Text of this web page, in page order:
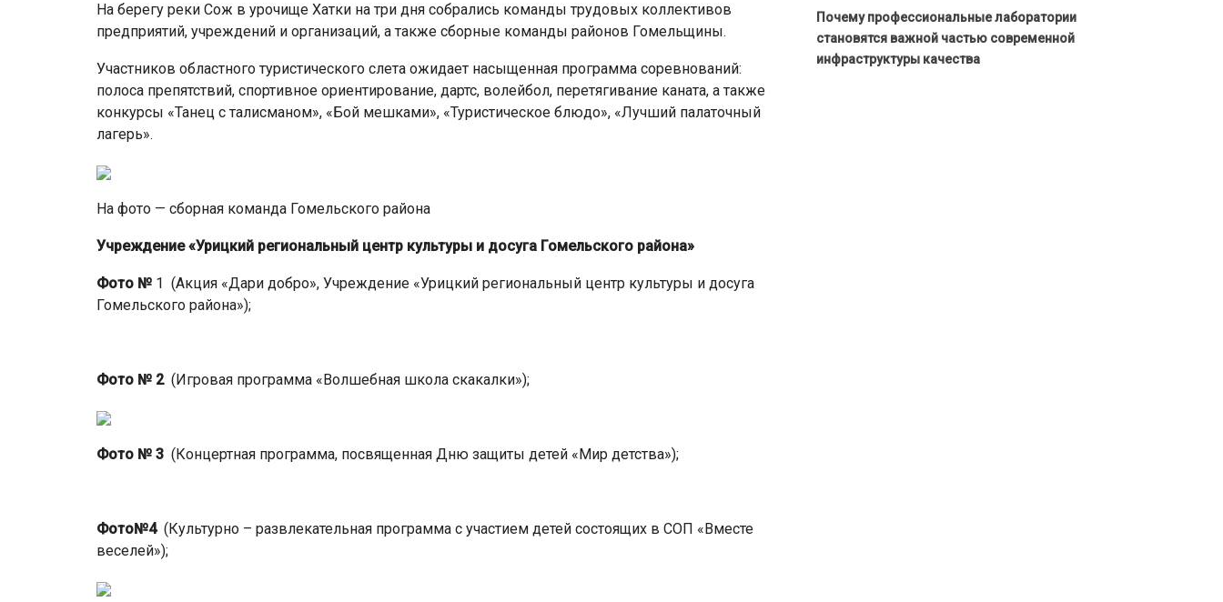
На берегу реки Сож в урочище Хатки на три дня собрались команды трудовых коллективов
предприятий, учреждений и организаций, а также сборные команды районов Гомельщины.
Участников областного туристического слета ожидает насыщенная программа соревнований:
полоса препятствий, спортивное ориентирование, дартс, волейбол, перетягивание каната, а также
конкурсы «Танец с талисманом», «Бой мешками», «Туристическое блюдо», «Лучший палаточный
лагерь».
На фото — сборная команда Гомельского района
Учреждение «Урицкий региональный центр культуры и досуга Гомельского района»
Фото № 1 (Акция «Дари добро», Учреждение «Урицкий региональный центр культуры и досуга
Гомельского района»);
Фото № 2(Игровая программа «Волшебная школа скакалки»);
Фото № 3 (Концертная программа, посвященная Дню защиты детей «Мир детства»);
Фото№4(Культурно – развлекательная программа с участием детей состоящих в СОП «Вместе
веселей»);
Почему профессиональные лаборатории
становятся важной частью современной
инфраструктуры качества